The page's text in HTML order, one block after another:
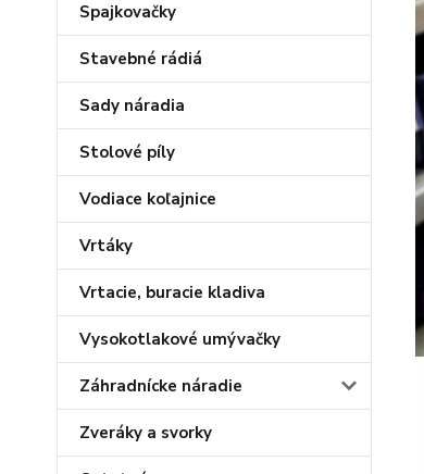
Spajkovačky
Stavebné rádiá
Sady náradia
Stolové píly
Vodiace koľajnice
Vrtáky
Vrtacie, buracie kladiva
Vysokotlakové umývačky
Záhradnícke náradie
Zveráky a svorky